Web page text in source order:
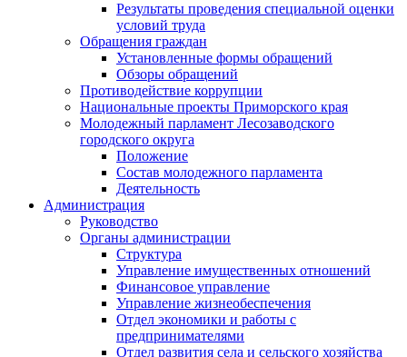
Результаты проведения специальной оценки
условий труда
Обращения граждан
Установленные формы обращений
Обзоры обращений
Противодействие коррупции
Национальные проекты Приморского края
Молодежный парламент Лесозаводского
городского округа
Положение
Состав молодежного парламента
Деятельность
Администрация
Руководство
Органы администрации
Структура
Управление имущественных отношений
Финансовое управление
Управление жизнеобеспечения
Отдел экономики и работы с
предпринимателями
Отдел развития села и сельского хозяйства